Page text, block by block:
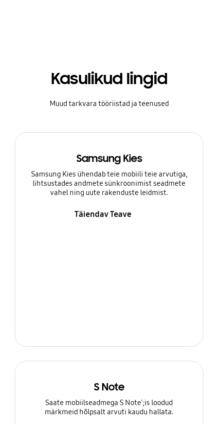
Kasulikud lingid
Muud tarkvara tööriistad ja teenused
Samsung Kies
Samsung Kies ühendab teie mobiili teie arvutiga,
lihtsustades andmete sünkroonimist seadmete
vahel ning uute rakenduste leidmist.
Täiendav Teave
S Note
Saate mobiilseadmega S Note';is loodud
märkmeid hõlpsalt arvuti kaudu hallata.